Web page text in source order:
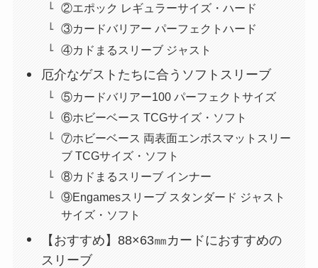
②エポック レギュラーサイズ・ハード
③カードバリアー パーフェクトハード
④カドまるスリーブ ジャスト
厄介なゲストたちに合うソフトスリーブ
⑤カードバリアー100 パーフェクトサイズ
⑥ホビーベース TCGサイズ・ソフト
⑦ホビーベース 両表面エンボスマットスリー
ブ TCGサイズ・ソフト
⑧カドまるスリーブ インナー
⑨Engamesスリーブ スタンダード ジャスト
サイズ・ソフト
【おすすめ】88×63㎜カードにおすすめの
スリーブ